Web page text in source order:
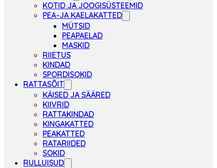
KOTID JA JOOGISÜSTEEMID
PEA-JA KAELAKATTED
MÜTSID
PEAPAELAD
MASKID
RIIETUS
KINDAD
SPORDISOKID
RATTASÕIT
KÄISED JA SÄÄRED
KIIVRID
RATTAKINDAD
KINGAKATTED
PEAKATTED
RATARIIDED
SOKID
RULLUISUD